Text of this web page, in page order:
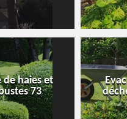
de haies et
73